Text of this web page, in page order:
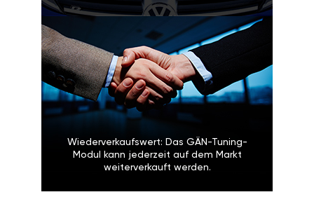
Wiederverkaufswert: Das GÄN-Tuning-
Modul kann jederzeit auf dem Markt
weiterverkauft werden.